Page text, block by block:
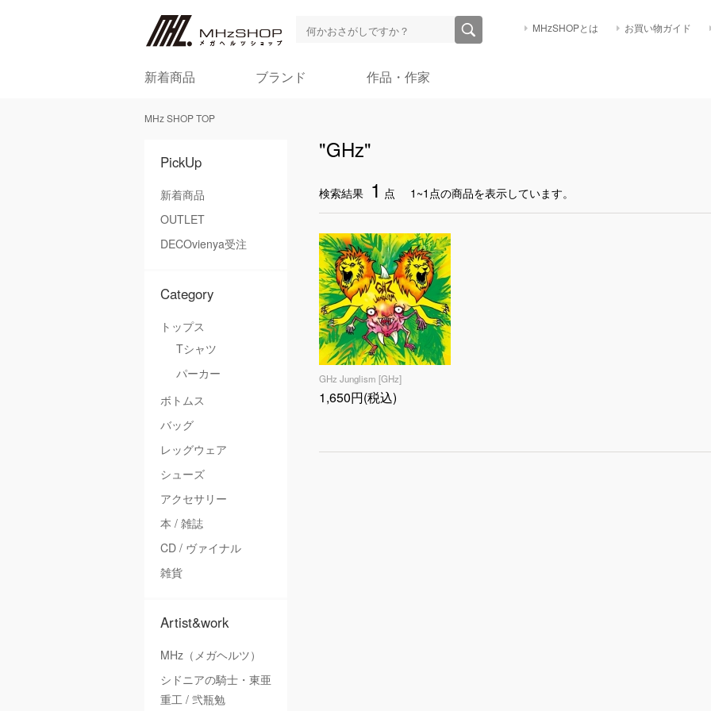
MHzSHOPとは お買い物ガイド
新着商品 ブランド 作品・作家
MHz SHOP TOP
PickUp
新着商品
OUTLET
DECOvienya受注
Category
トップス
Tシャツ
パーカー
ボトムス
バッグ
レッグウェア
シューズ
アクセサリー
本 / 雑誌
CD / ヴァイナル
雑貨
Artist&work
MHz（メガヘルツ）
シドニアの騎士・東亜
重工 / 弐瓶勉
"GHz"
検索結果 1 点 1~1点の商品を表示しています。
GHz Junglism [GHz]
1,650円(税込)